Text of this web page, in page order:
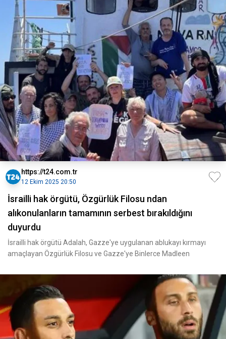
https://t24.com.tr
12 Ekim 2025 20:50
İsrailli hak örgütü, Özgürlük Filosu ndan
alıkonulanların tamamının serbest bırakıldığını
duyurdu
İsrailli hak örgütü Adalah, Gazze'ye uygulanan ablukayı kırmayı
amaçlayan Özgürlük Filosu ve Gazze'ye Binlerce Madleen